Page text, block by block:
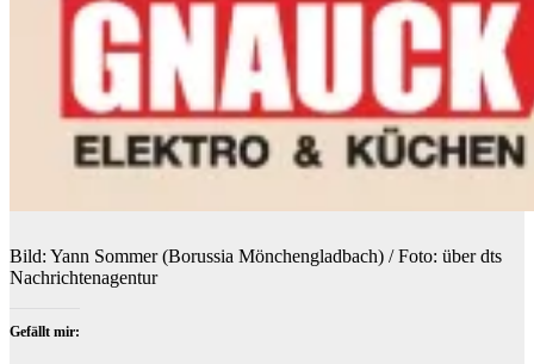
Bild: Yann Sommer (Borussia Mönchengladbach) / Foto: über dts
Nachrichtenagentur
Gefällt mir: